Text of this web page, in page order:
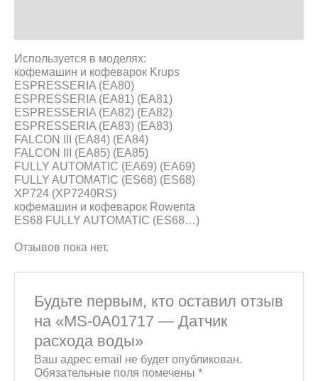
Используется в моделях:
кофемашин и кофеварок Krups
ESPRESSERIA (EA80)
ESPRESSERIA (EA81) (EA81)
ESPRESSERIA (EA82) (EA82)
ESPRESSERIA (EA83) (EA83)
FALCON III (EA84) (EA84)
FALCON III (EA85) (EA85)
FULLY AUTOMATIC (EA69) (EA69)
FULLY AUTOMATIC (ES68) (ES68)
XP724 (XP7240RS)
кофемашин и кофеварок Rowenta
ES68 FULLY AUTOMATIC (ES68…)
Отзывов пока нет.
Будьте первым, кто оставил отзыв
на «MS-0A01717 — Датчик
расхода воды»
Ваш адрес email не будет опубликован.
Обязательные поля помечены*